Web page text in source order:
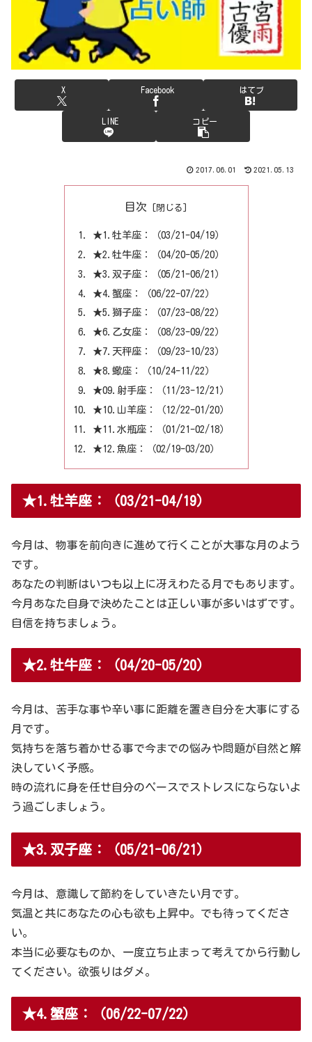
X Facebook はてブ
LINE コピー
2017.06.01 2021.05.13
目次
★1.牡羊座：（03/21-04/19）
★2.牡牛座：（04/20-05/20）
★3.双子座：（05/21-06/21）
★4.蟹座：（06/22-07/22）
★5.獅子座：（07/23-08/22）
★6.乙女座：（08/23-09/22）
★7.天秤座：（09/23-10/23）
★8.蠍座：（10/24-11/22）
★09.射手座：（11/23-12/21）
★10.山羊座：（12/22-01/20）
★11.水瓶座：（01/21-02/18）
★12.魚座：（02/19-03/20）
★1.牡羊座：（03/21-04/19）
今月は、物事を前向きに進めて行くことが大事な月のよう
です。
あなたの判断はいつも以上に冴えわたる月でもあります。
今月あなた自身で決めたことは正しい事が多いはずです。
自信を持ちましょう。
★2.牡牛座：（04/20-05/20）
今月は、苦手な事や辛い事に距離を置き自分を大事にする
月です。
気持ちを落ち着かせる事で今までの悩みや問題が自然と解
決していく予感。
時の流れに身を任せ自分のペースでストレスにならないよ
う過ごしましょう。
★3.双子座：（05/21-06/21）
今月は、意識して節約をしていきたい月です。
気温と共にあなたの心も欲も上昇中。でも待ってくださ
い。
本当に必要なものか、一度立ち止まって考えてから行動し
てください。欲張りはダメ。
★4.蟹座：（06/22-07/22）